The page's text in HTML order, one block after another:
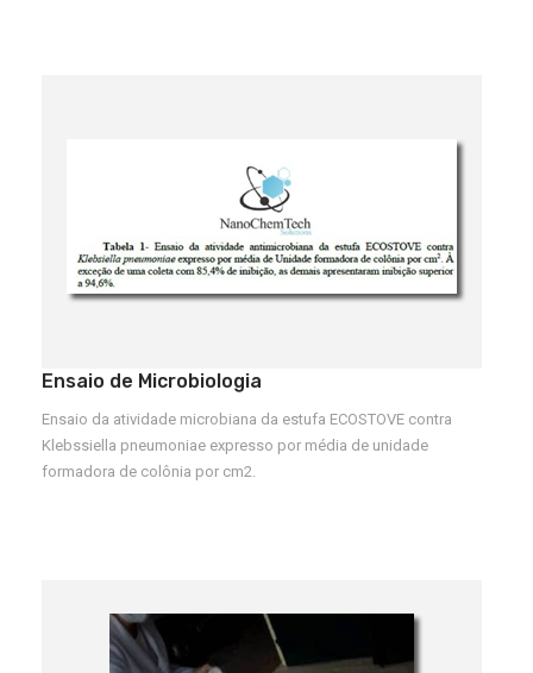
Ensaio de Microbiologia
Ensaio da atividade microbiana da estufa ECOSTOVE contra
Klebssiella pneumoniae expresso por média de unidade
formadora de colônia por cm2.